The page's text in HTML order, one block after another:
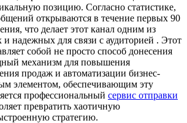
позицию. Согласно статистике,
открываются в течение первых 90
что делает этот канал одним из
надежных для связи с аудиторией . Этот
собой не просто способ донесения
механизм для повышения
продаж и автоматизации бизнес-
элементом, обеспечивающим эту
профессиональный сервис отправки
превратить хаотичную
стратегию.